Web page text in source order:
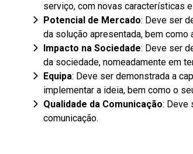
serviço, com novas características
Potencial de Mercado: Deve ser
da solução apresentada, bem
Impacto na Sociedade: Deve ser
da sociedade, nomeadamente em
Equipa: Deve ser demonstrada a
implementar a ideia, bem como o
Qualidade da Comunicação: Deve
comunicação.